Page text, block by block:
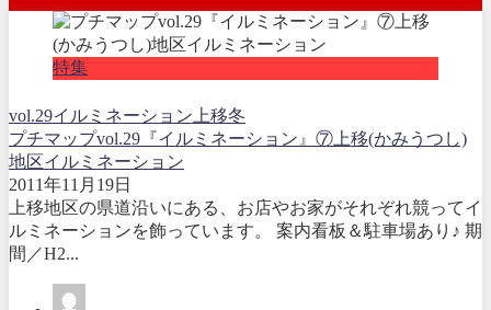
特集
vol.29イルミネーション 上移冬
プチマップvol.29『イルミネーション』⑦上移(かみうつし)
地区イルミネーション
2011年11月19日
上移地区の県道沿いにある、お店やお家がそれぞれ競ってイ
ルミネーションを飾っています。 案内看板＆駐車場あり♪ 期
間／H2...